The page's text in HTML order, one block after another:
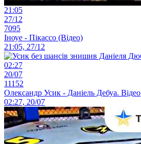
21:05
27/12
7095
Іноуе - Пікассо (Відео)
21:05, 27/12
02:27
20/07
11152
Олександр Усик - Даніель Дебуа. Відео
02:27, 20/07